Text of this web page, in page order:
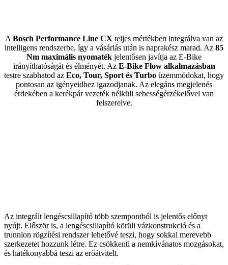
A Bosch Performance Line CX teljes mértékben integrálva van az
intelligens rendszerbe, így a vásárlás után is naprakész marad. Az 85
Nm maximális nyomaték jelentősen javítja az E-Bike
irányíthatóságát és élményét. Az E-Bike Flow alkalmazásban
testre szabhatod az Eco, Tour, Sport és Turbo üzemmódokat, hogy
pontosan az igényeidhez igazodjanak. Az elegáns megjelenés
érdekében a kerékpár vezeték nélküli sebességérzékelővel van
felszerelve.
Az integrált lengéscsillapító több szempontból is jelentős előnyt
nyújt. Először is, a lengéscsillapító körüli vázkonstrukció és a
trunnion rögzítési rendszer lehetővé teszi, hogy sokkal merevebb
szerkezetet hozzunk létre. Ez csökkenti a nemkívánatos mozgásokat,
és hatékonyabbá teszi az erőátvitelt.